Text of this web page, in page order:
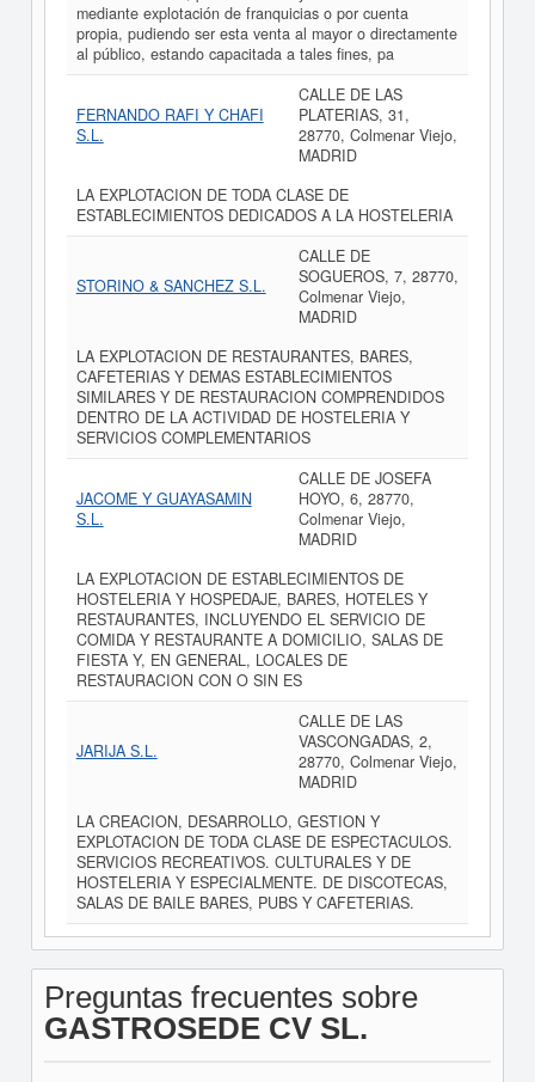
mediante explotación de franquicias o por cuenta
propia, pudiendo ser esta venta al mayor o directamente
al público, estando capacitada a tales fines, pa
FERNANDO RAFI Y CHAFI
S.L.
CALLE DE LAS
PLATERIAS, 31,
28770, Colmenar Viejo,
MADRID
LA EXPLOTACION DE TODA CLASE DE
ESTABLECIMIENTOS DEDICADOS A LA HOSTELERIA
STORINO & SANCHEZ S.L.
CALLE DE
SOGUEROS, 7, 28770,
Colmenar Viejo,
MADRID
LA EXPLOTACION DE RESTAURANTES, BARES,
CAFETERIAS Y DEMAS ESTABLECIMIENTOS
SIMILARES Y DE RESTAURACION COMPRENDIDOS
DENTRO DE LA ACTIVIDAD DE HOSTELERIA Y
SERVICIOS COMPLEMENTARIOS
JACOME Y GUAYASAMIN
S.L.
CALLE DE JOSEFA
HOYO, 6, 28770,
Colmenar Viejo,
MADRID
LA EXPLOTACION DE ESTABLECIMIENTOS DE
HOSTELERIA Y HOSPEDAJE, BARES, HOTELES Y
RESTAURANTES, INCLUYENDO EL SERVICIO DE
COMIDA Y RESTAURANTE A DOMICILIO, SALAS DE
FIESTA Y, EN GENERAL, LOCALES DE
RESTAURACION CON O SIN ES
JARIJA S.L.
CALLE DE LAS
VASCONGADAS, 2,
28770, Colmenar Viejo,
MADRID
LA CREACION, DESARROLLO, GESTION Y
EXPLOTACION DE TODA CLASE DE ESPECTACULOS.
SERVICIOS RECREATIVOS. CULTURALES Y DE
HOSTELERIA Y ESPECIALMENTE. DE DISCOTECAS,
SALAS DE BAILE BARES, PUBS Y CAFETERIAS.
Preguntas frecuentes sobre
GASTROSEDE CV SL.